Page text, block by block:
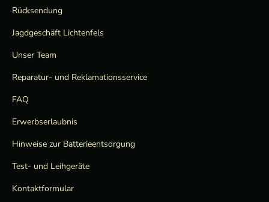
Rücksendung
Jagdgeschäft Lichtenfels
Unser Team
Reparatur- und Reklamationsservice
FAQ
Erwerbserlaubnis
Hinweise zur Batterieentsorgung
Test- und Leihgeräte
Kontaktformular